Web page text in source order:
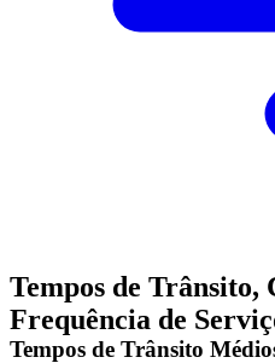
Tempos de Trânsito,
Frequência de
Tempos de Trânsito